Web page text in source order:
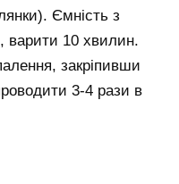
Ємність з
варити 10 хвилин.
закріпивши
3-4 рази в